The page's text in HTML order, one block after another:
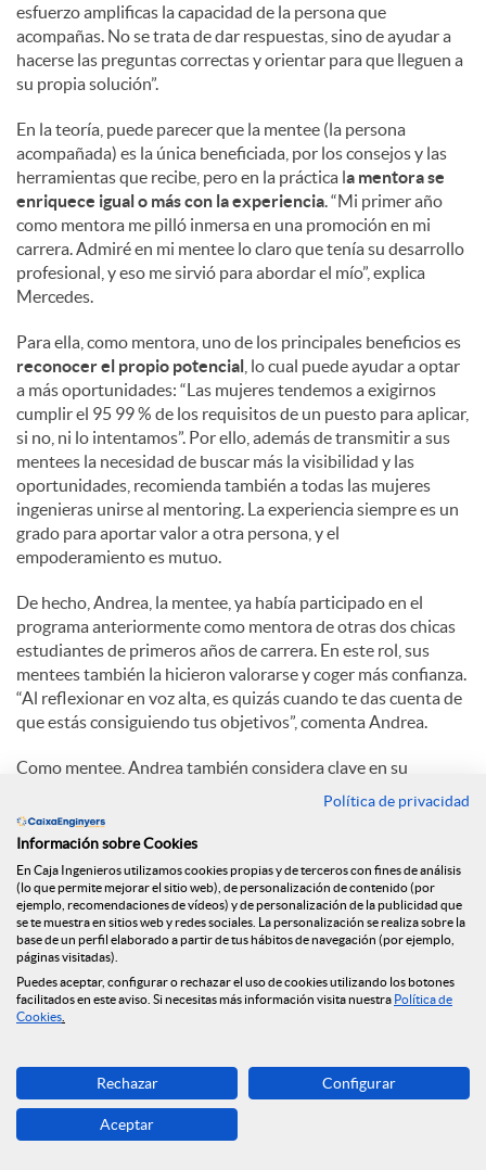
esfuerzo amplificas la capacidad de la persona que
acompañas. No se trata de dar respuestas, sino de ayudar a
hacerse las preguntas correctas y orientar para que lleguen a
su propia solución”.
En la teoría, puede parecer que la mentee (la persona
acompañada) es la única beneficiada, por los consejos y las
herramientas que recibe, pero en la práctica la mentora se
enriquece igual o más con la experiencia. “Mi primer año
como mentora me pilló inmersa en una promoción en mi
carrera. Admiré en mi mentee lo claro que tenía su desarrollo
profesional, y eso me sirvió para abordar el mío”, explica
Mercedes.
Para ella, como mentora, uno de los principales beneficios es
reconocer el propio potencial , lo cual puede ayudar a optar
a más oportunidades: “Las mujeres tendemos a exigirnos
cumplir el 95 99 % de los requisitos de un puesto para aplicar,
si no, ni lo intentamos”. Por ello, además de transmitir a sus
mentees la necesidad de buscar más la visibilidad y las
oportunidades, recomienda también a todas las mujeres
ingenieras unirse al mentoring. La experiencia siempre es un
grado para aportar valor a otra persona, y el
empoderamiento es mutuo.
De hecho, Andrea, la mentee, ya había participado en el
programa anteriormente como mentora de otras dos chicas
estudiantes de primeros años de carrera. En este rol, sus
mentees también la hicieron valorarse y coger más confianza.
“Al reflexionar en voz alta, es quizás cuando te das cuenta de
que estás consiguiendo tus objetivos”, comenta Andrea.
Como mentee, Andrea también considera clave en su
desarrollo profesional haber sido mentorizada por Mercedes.
Curiosamente, antes de empezar oficialmente el mentoring,
ella tenía que abordar una entrevista de trabajo en Airbus.
Mercedes primero la ayudó a preparar la entrevista y,
después de conseguir el puesto, a integrarse en su nuevo
equipo. A día de hoy, ambas siguen participando en el
programa apoyando a estudiantes de Ingeniería con
herramientas, consejos y pasión.
Promover el interés en ciencias y tecnología
mujeres en la Ingeniería están losestereotipos de género,
así como lafalta de referentes femeninos. Y para combatir
estas causas estructurales es necesario actuar desde la base:
la educación. “Mujer e Ingeniería” también fomenta el interés
Política de privacidad
Información sobre Cookies
En Caja Ingenieros utilizamos cookies propias y de terceros con fines de análisis
(lo que permite mejorar el sitio web), de personalización de contenido (por
ejemplo, recomendaciones de vídeos) y de personalización de la publicidad que
se te muestra en sitios web y redes sociales. La personalización se realiza sobre la
base de un perfil elaborado a partir de tus hábitos de navegación (por ejemplo,
páginas visitadas).
Puedes aceptar, configurar o rechazar el uso de cookies utilizando los botones
facilitados en este aviso. Si necesitas más información visita nuestra Política de
Cookies
Rechazar Configurar
Aceptar